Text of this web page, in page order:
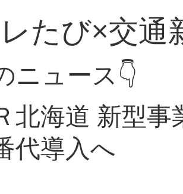
たび×交通
ニュース👇
北海道 新型
代導入へ